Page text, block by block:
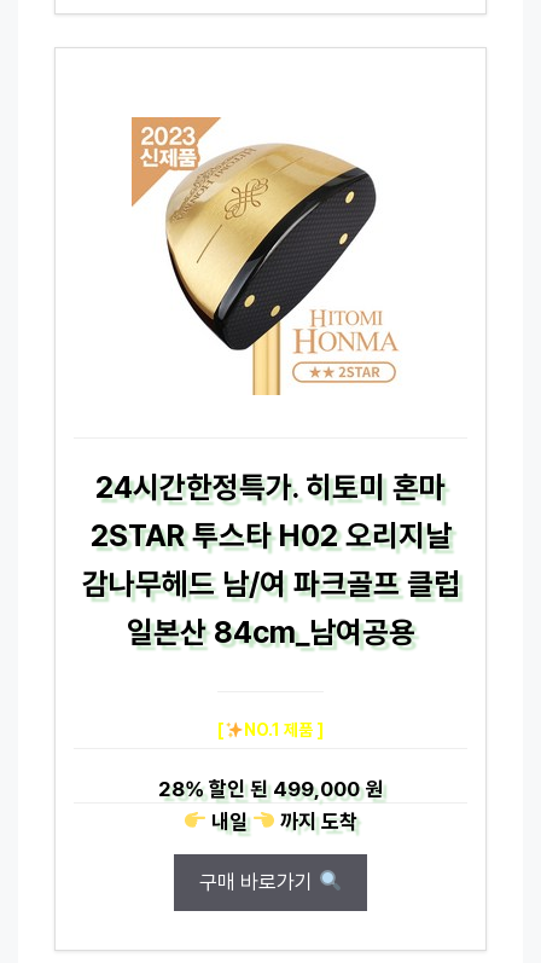
24시간한정특가. 히토미 혼마
2STAR 투스타 H02 오리지날
감나무헤드 남/여 파크골프 클럽
일본산 84cm_남여공용
[ NO.1 제품 ]
28%할인 된499,000 원
내일
까지도착
구매 바로가기